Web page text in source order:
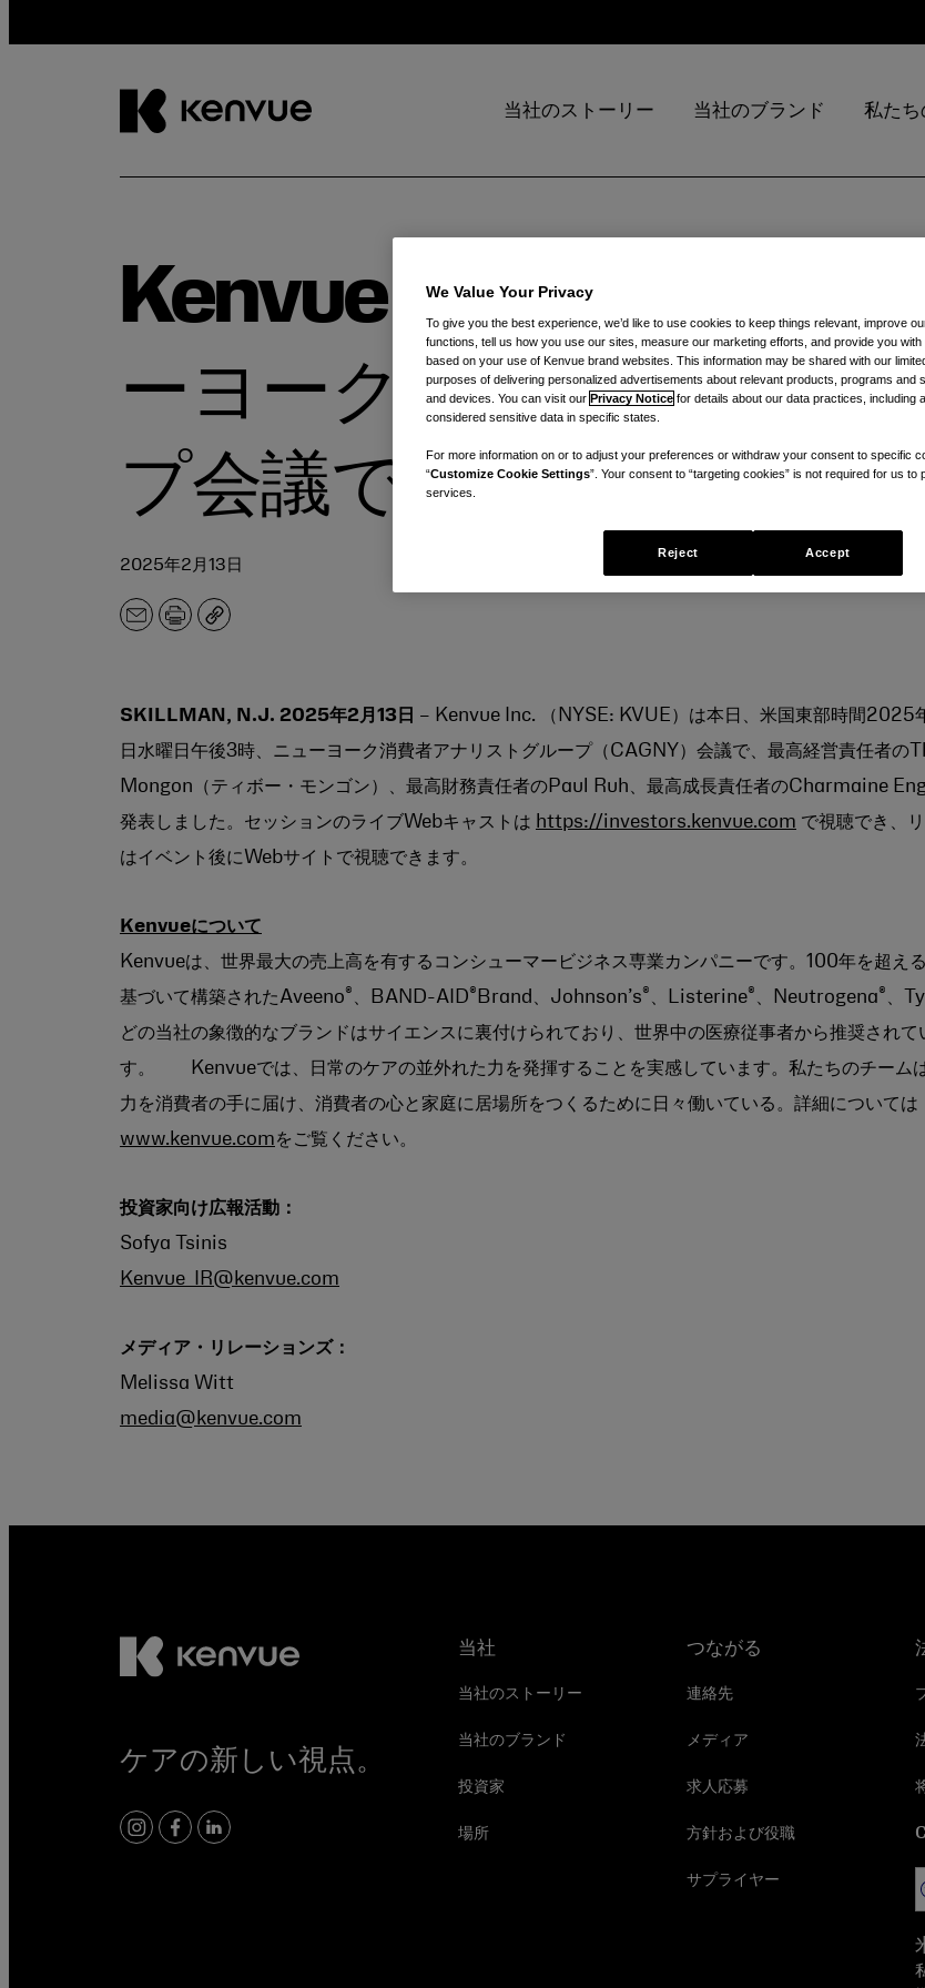
当社のストーリー 当社のブランド 私たち
Kenvue、2024年2月
ーヨーク消費者アナリス
プ会議で講演
2025年2月13日
メ
ド
ス
印
コ
SKILLMAN, N.J. 2025年2月13日 – Kenvue Inc. （NYSE: KVUE）は本日、米国東部時間2025
日水曜日午後3時、ニューヨーク消費者アナリストグループ（CAGNY）会議で、最高経営責任者の
Mongon（ティボー・モンゴン）、最高財務責任者のPaul Ruh、最高成長責任者のCharmaine
発表しました。セッションのライブWebキャストは https://investors.kenvue.com で視聴でき、
はイベント後にWebサイトで視聴できます。
Kenvueについて
Kenvueは、世界最大の売上高を有するコンシューマービジネス専業カンパニーです。100年を超え
基づいて構築されたAveeno ® 、BAND-AID ® Brand、Johnson’s ® 、Listerine® 、Neutrogena ® 、
どの当社の象徴的なブランドはサイエンスに裏付けられており、世界中の医療従事者から推奨されて
す。 Kenvueでは、日常のケアの並外れた力を発揮することを実感しています。私たちのチーム
力を消費者の手に届け、消費者の心と家庭に居場所をつくるために日々働いている。詳細については
www.kenvue.comをご覧ください。
投資家向け広報活動：
Sofya Tsinis
Kenvue_IR@kenvue.com
メディア・リレーションズ：
Melissa Witt
media@kenvue.com
ケアの新しい視点。
Instagram
Facebook
LinkedIn
当社
当社のストーリー
当社のブランド
投資家
場所
つながる
連絡先
メディア
求人応募
方針および役職
サプライヤー
We Value Your Privacy
To give you the best experience, we’d like to use cookies to keep things relevant, improve
functions, tell us how you use our sites, measure our marketing efforts, and provide you
based on your use of Kenvue brand websites. This information may be shared with our
purposes of delivering personalized advertisements about relevant products, programs and
and devices. You can visit our Privacy Notice for details about our data practices, including
considered sensitive data in specific states.
For more information on or to adjust your preferences or withdraw your consent to specific
“Customize Cookie Settings”. Your consent to “targeting cookies” is not required for us to
services.
Reject Accept